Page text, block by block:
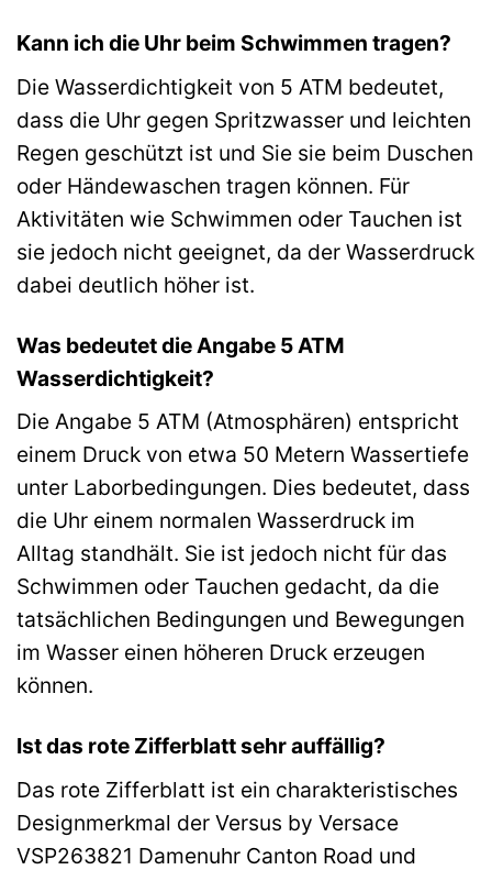
Kann ich die Uhr beim Schwimmen tragen?
Die Wasserdichtigkeit von 5 ATM bedeutet,
dass die Uhr gegen Spritzwasser und leichten
Regen geschützt ist und Sie sie beim Duschen
oder Händewaschen tragen können. Für
Aktivitäten wie Schwimmen oder Tauchen ist
sie jedoch nicht geeignet, da der Wasserdruck
dabei deutlich höher ist.
Was bedeutet die Angabe 5 ATM
Wasserdichtigkeit?
Die Angabe 5 ATM (Atmosphären) entspricht
einem Druck von etwa 50 Metern Wassertiefe
unter Laborbedingungen. Dies bedeutet, dass
die Uhr einem normalen Wasserdruck im
Alltag standhält. Sie ist jedoch nicht für das
Schwimmen oder Tauchen gedacht, da die
tatsächlichen Bedingungen und Bewegungen
im Wasser einen höheren Druck erzeugen
können.
Ist das rote Zifferblatt sehr auffällig?
Das rote Zifferblatt ist ein charakteristisches
Designmerkmal der Versus by Versace
VSP263821 Damenuhr Canton Road und